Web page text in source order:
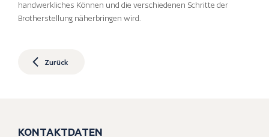
handwerkliches Können und die verschiedenen Schritte der
Brotherstellung näherbringen wird.
Zurück
KONTAKTDATEN